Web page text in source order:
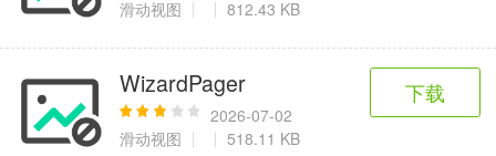
滑动视图
812.43 KB
WizardPager
2026-07-02
滑动视图
518.11 KB
下载